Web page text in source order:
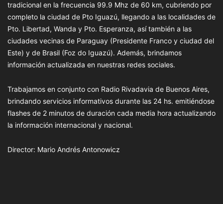
tradicional en la frecuencia 99.9 Mhz de 60 km, cubriendo por
completo la ciudad de Pto Iguazú, llegando a las localidades de
Pto. Libertad, Wanda y Pto. Esperanza, así también a las
ciudades vecinas de Paraguay (Presidente Franco y ciudad del
Este) y de Brasil (Foz do Iguazú). Además, brindamos
información actualizada en nuestras redes sociales.
Trabajamos en conjunto con Radio Rivadavia de Buenos Aires,
brindando servicios informativos durante las 24 hs. emitiéndose
flashes de 2 minutos de duración cada media hora actualizando
la información internacional y nacional.
Director: Mario Andrés Antonowicz